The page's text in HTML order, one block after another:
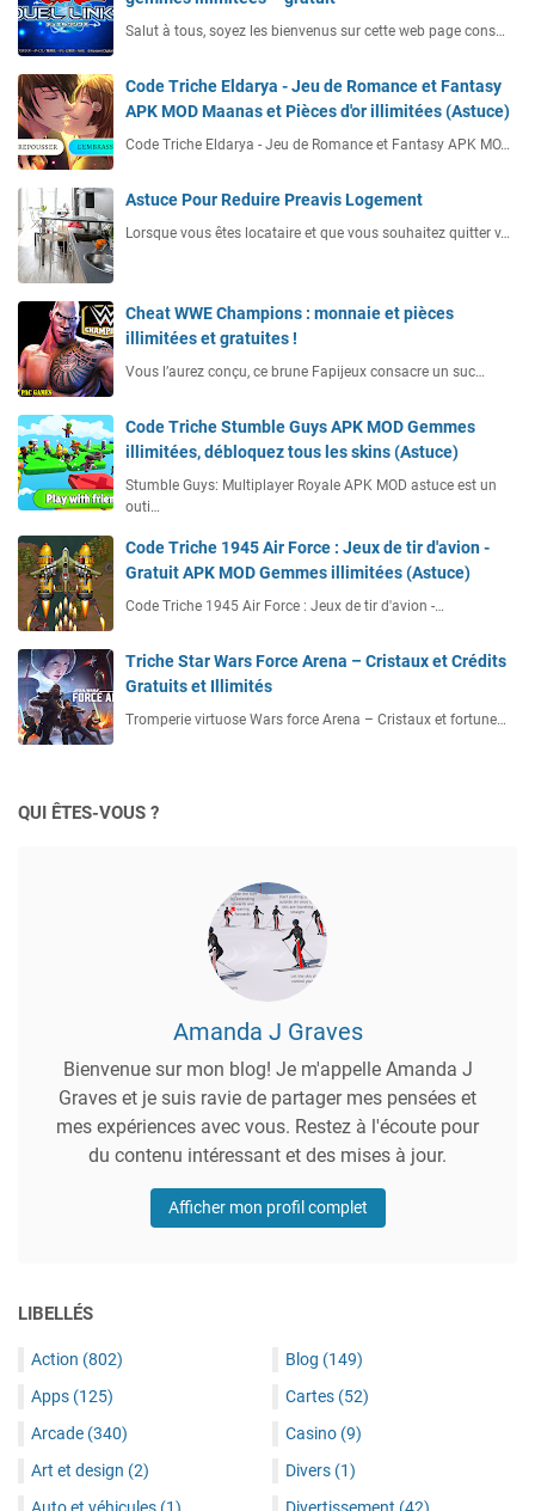
Salut à tous, soyez les bienvenus sur cette web page cons…
Code Triche Eldarya - Jeu de Romance et Fantasy
APK MOD Maanas et Pièces d'or illimitées (Astuce)
Code Triche Eldarya - Jeu de Romance et Fantasy APK MO…
Astuce Pour Reduire Preavis Logement
Lorsque vous êtes locataire et que vous souhaitez quitter v…
Cheat WWE Champions : monnaie et pièces
illimitées et gratuites !
Vous l’aurez conçu, ce brune Fapijeux consacre un suc…
Code Triche Stumble Guys APK MOD Gemmes
illimitées, débloquez tous les skins (Astuce)
Stumble Guys: Multiplayer Royale APK MOD astuce est un
outi…
Code Triche 1945 Air Force : Jeux de tir d'avion -
Gratuit APK MOD Gemmes illimitées (Astuce)
Code Triche 1945 Air Force : Jeux de tir d'avion -…
Triche Star Wars Force Arena – Cristaux et Crédits
Gratuits et Illimités
Tromperie virtuose Wars force Arena – Cristaux et fortune…
QUI ÊTES-VOUS ?
Amanda J Graves
Bienvenue sur mon blog! Je m'appelle Amanda J
Graves et je suis ravie de partager mes pensées et
mes expériences avec vous. Restez à l'écoute pour
du contenu intéressant et des mises à jour.
Afficher mon profil complet
LIBELLÉS
Action (802)
Apps (125)
Arcade (340)
Art et design (2)
Auto et véhicules (1)
Blog (149)
Cartes (52)
Casino (9)
Divers (1)
Divertissement (42)